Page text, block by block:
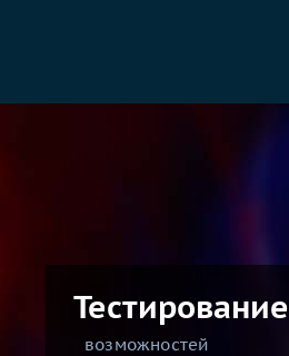
Тестирование
возможностей